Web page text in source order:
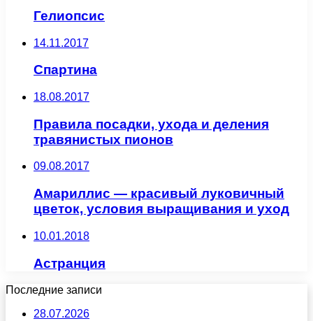
Гелиопсис
14.11.2017
Спартина
18.08.2017
Правила посадки, ухода и деления
травянистых пионов
09.08.2017
Амариллис — красивый луковичный
цветок, условия выращивания и уход
10.01.2018
Астранция
Последние записи
28.07.2026